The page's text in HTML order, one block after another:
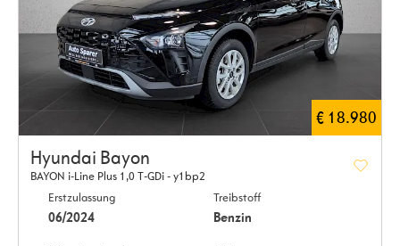
€ 18.980
Hyundai Bayon
BAYON i-Line Plus 1,0 T-GDi - y1bp2
Erstzulassung
06/2024
Treibstoff
Benzin